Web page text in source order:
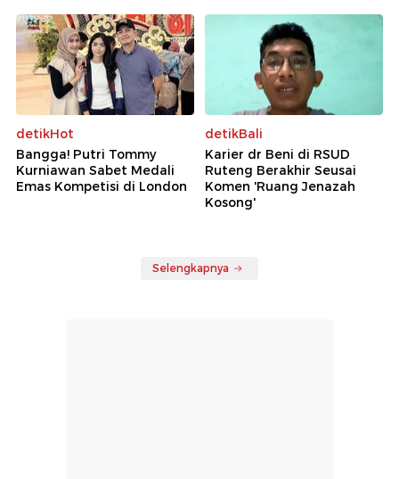
detikHot
Bangga! Putri Tommy
Kurniawan Sabet Medali
Emas Kompetisi di London
detikBali
Karier dr Beni di RSUD
Ruteng Berakhir Seusai
Komen 'Ruang Jenazah
Kosong'
Selengkapnya